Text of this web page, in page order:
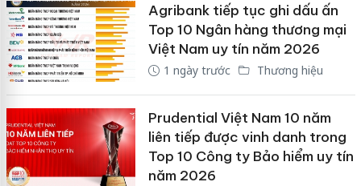
Agribank tiếp tục ghi dấu ấn
Top 10 Ngân hàng thương mại
Việt Nam uy tín năm 2026
1 ngày trước Thương hiệu
Prudential Việt Nam 10 năm
liên tiếp được vinh danh trong
Top 10 Công ty Bảo hiểm uy tín
năm 2026